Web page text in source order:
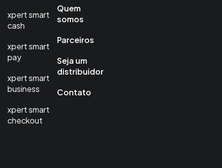
xpert smart
cash
xpert smart
pay
xpert smart
business
xpert smart
checkout
Quem
somos
Parceiros
Seja um
distribuidor
Contato